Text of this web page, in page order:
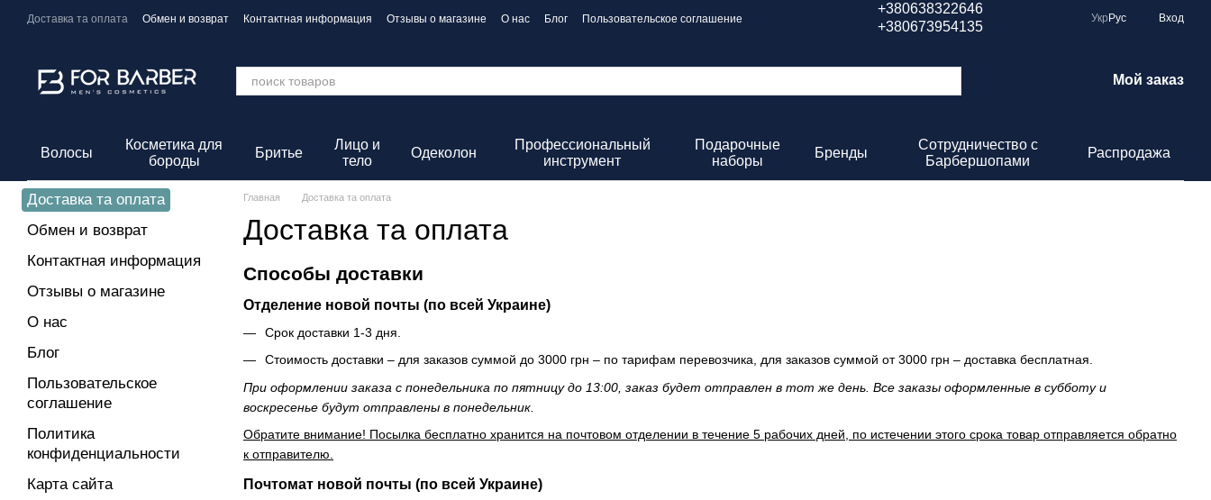
Перейти к основному контенту
Доставка та оплата Обмен и возврат Контактная информация Отзывы о магазине О нас Блог
Пользовательское соглашение
+380638322646
+380673954135
Укр Рус Вход
Мой заказ
Волосы
Косметика для
бороды
Бритье
Лицо и
тело
Одеколон
Профессиональный
инструмент
Подарочные
наборы
Бренды
Сотрудничество с
Барбершопами
Распродажа
Главная Доставка та оплата
Доставка та оплата
Способы доставки
Отделение новой почты (по всей Украине)
Срок доставки 1-3 дня.
Стоимость доставки – для заказов суммой до 3000 грн – по тарифам перевозчика, для заказов суммой от 3000 грн – доставка бесплатная.
При оформлении заказа с понедельника по пятницу до 13:00, заказ будет отправлен в тот же день. Все заказы оформленные в субботу и
воскресенье будут отправлены в понедельник.
Обратите внимание! Посылка бесплатно хранится на почтовом отделении в течение 5 рабочих дней, по истечении этого срока товар отправляется обратно
к отправителю.
Почтомат новой почты (по всей Украине)
Доставка та оплата
Обмен и возврат
Контактная информация
Отзывы о магазине
О нас
Блог
Пользовательское
соглашение
Политика
конфиденциальности
Карта сайта